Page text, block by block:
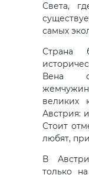
Света,
самых
Страна
Вена
великих
Австрия:
Стоит
любят,
В
только